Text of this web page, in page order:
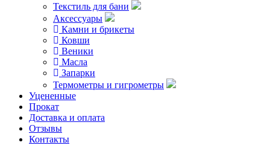
Текстиль для бани
Аксессуары
Камни и брикеты
Ковши
Веники
Масла
Запарки
Термометры и гигрометры
Уцененные
Прокат
Доставка и оплата
Отзывы
Контакты